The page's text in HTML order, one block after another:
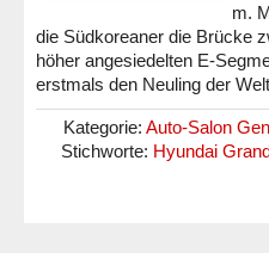
m.
die Südkoreaner die Brücke
höher angesiedelten E-
erstmals den Neuling der
Kategorie: Auto-Salon
Stichworte: Hyundai